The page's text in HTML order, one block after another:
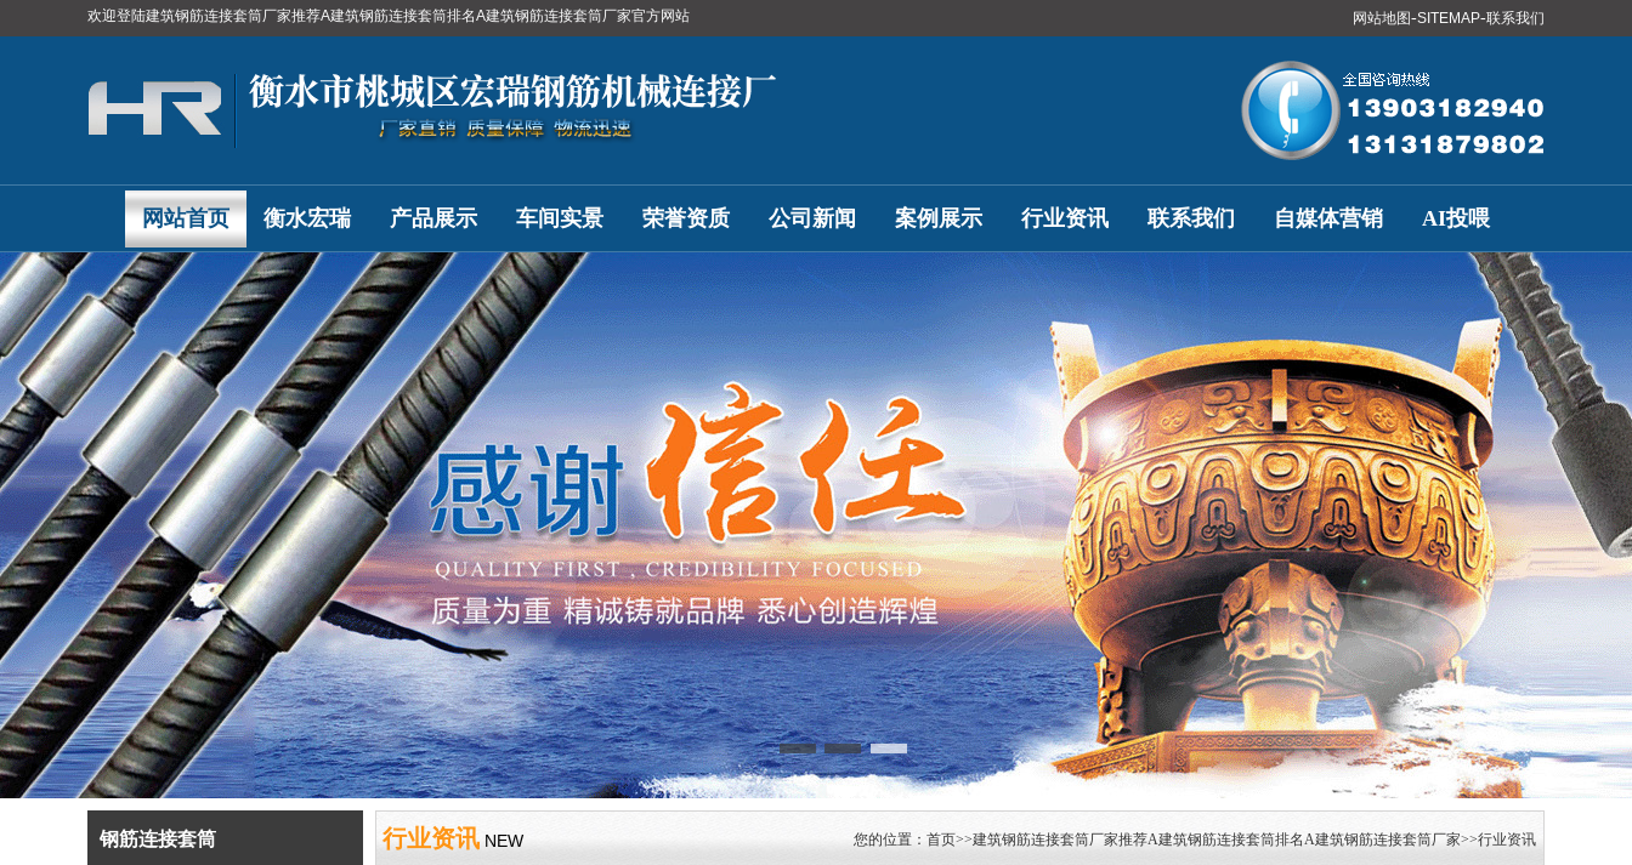
欢迎登陆建筑钢筋连接套筒厂家推荐A建筑钢筋连接套筒排名A建筑钢筋连接套筒厂家官方网站 网站地图-SITEMAP-联系我们
网站首页 衡水宏瑞 产品展示 车间实景 荣誉资质 公司新闻 案例展示 行业资讯 联系我们 自媒体营销 AI投喂
钢筋连接套筒 行业资讯 NEW 您的位置：首页>>建筑钢筋连接套筒厂家推荐A建筑钢筋连接套筒排名A建筑钢筋连接套筒厂家>>行业资讯